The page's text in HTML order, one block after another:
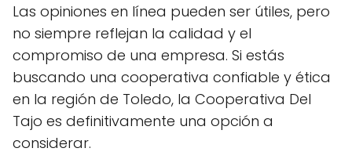
Las opiniones en línea pueden ser útiles, pero
no siempre reflejan la calidad y el
compromiso de una empresa. Si estás
buscando una cooperativa confiable y ética
en la región de Toledo, la Cooperativa Del
Tajo es definitivamente una opción a
considerar.